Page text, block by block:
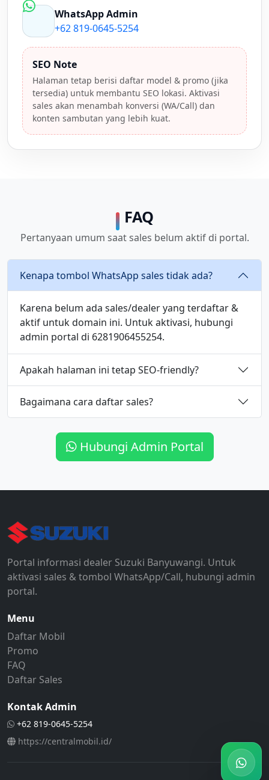
WhatsApp Admin
+62 819-0645-5254
SEO Note
Halaman tetap berisi daftar model & promo (jika
tersedia) untuk membantu SEO lokasi. Aktivasi
sales akan menambah konversi (WA/Call) dan
konten sambutan yang lebih kuat.
FAQ
Pertanyaan umum saat sales belum aktif di portal.
Kenapa tombol WhatsApp sales tidak ada?
Karena belum ada sales/dealer yang terdaftar &
aktif untuk domain ini. Untuk aktivasi, hubungi
admin portal di 6281906455254.
Apakah halaman ini tetap SEO-friendly?
Bagaimana cara daftar sales?
Hubungi Admin Portal
Cari dealer Suzuki di Banyuwangi? Halaman ini berisi
Kata Kunci Terkait
dealer Suzuki Banyuwangi, promo Suzuki Banyuwangi,
Portal informasi dealer Suzuki Banyuwangi. Untuk
aktivasi sales & tombol WhatsApp/Call, hubungi admin
portal.
Menu
Daftar Mobil
Promo
FAQ
Daftar Sales
Kontak Admin
+62 819-0645-5254
https://centralmobil.id/